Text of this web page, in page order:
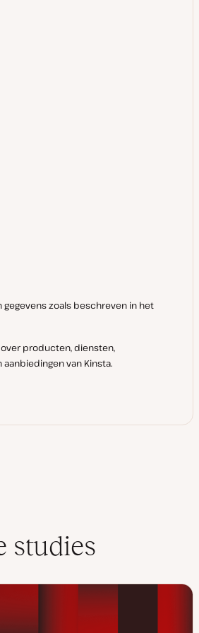
zoals beschreven in het
producten, diensten,
van Kinsta.
studies